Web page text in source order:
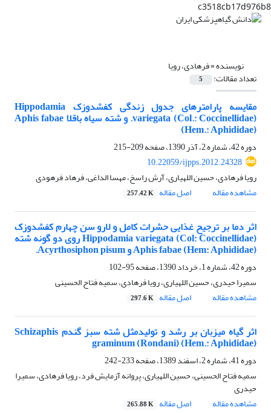
c3518cb17d976b8
نویسنده =فرهادی، رویا
تعداد مقالات: 5
مقایسه پارامترهای جدول زندگی کفشدوزک Hippodamia
variegata (Col.: Coccinellidae). و شته سیاه باقلا Aphis fabae
(Hem.: Aphididae)
دوره 42، شماره 2، آذر 1390، صفحه
209-215
10.22059/ijpps.2012.24328
رویا فرهادی، حسین اللهیاری، آرش راسخ، مهسا الداغی، فرهاد فرهودی
مشاهده مقاله
اصل مقاله 257.42 K
اثر دما بر ترجیح غذایی حشرات کامل و لارو سن چهارم کفشدوزک
Hippodamia variegata (Col: Coccinellidae) روی دو گونه شته
Aphis fabae (Hem: Aphididae) و Acyrthosiphon pisum.
دوره 42، شماره 1، خرداد 1390، صفحه
95-102
سمیرا حیدری، حسین اللهیاری، رویا فرهادی، سمیه فتاح الحسینی
مشاهده مقاله
اصل مقاله 297.6 K
اثر گیاه میزبان بر رشد و تولیدمثل شته سبز گندم Schizaphis
graminum (Rondani) (Hem.: Aphididae)
دوره 41، شماره 2، اسفند 1389، صفحه
233-242
سمیه فتاح الحسینی، حسین اللهیاری، پروانه آزمایش فرد، رویا فرهادی، سمیرا
حیدری
مشاهده مقاله
اصل مقاله 265.88 K